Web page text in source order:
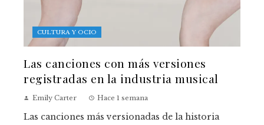
CULTURA Y OCIO
Las canciones con más versiones
registradas en la industria musical
Emily Carter Hace 1 semana
Las canciones más versionadas de la historia